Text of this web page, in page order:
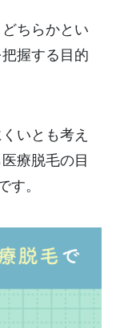
ちらかとい
握する目的
いとも考え
療脱毛の目
す。